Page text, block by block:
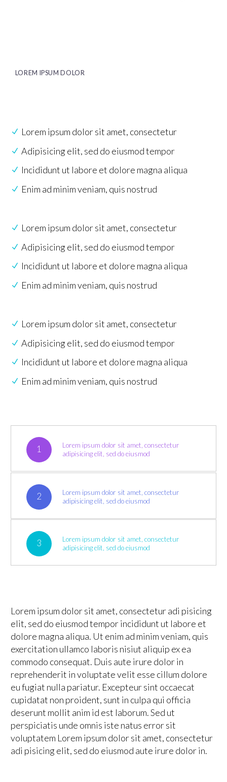
LOREM IPSUM DOLOR
Lorem ipsum dolor sit amet, consectetur
Adipisicing elit, sed do eiusmod tempor
Incididunt ut labore et dolore magna aliqua
Enim ad minim veniam, quis nostrud
Lorem ipsum dolor sit amet, consectetur
Adipisicing elit, sed do eiusmod tempor
Incididunt ut labore et dolore magna aliqua
Enim ad minim veniam, quis nostrud
Lorem ipsum dolor sit amet, consectetur
Adipisicing elit, sed do eiusmod tempor
Incididunt ut labore et dolore magna aliqua
Enim ad minim veniam, quis nostrud
1
Lorem ipsum dolor sit amet, consectetur
adipisicing elit, sed do eiusmod
2
Lorem ipsum dolor sit amet, consectetur
adipisicing elit, sed do eiusmod
3
Lorem ipsum dolor sit amet, consectetur
adipisicing elit, sed do eiusmod
Lorem ipsum dolor sit amet, consectetur adi pisicing
elit, sed do eiusmod tempor incididunt ut labore et
dolore magna aliqua. Ut enim ad minim veniam, quis
exercitation ullamco laboris nisiut aliquip ex ea
commodo consequat. Duis aute irure dolor in
reprehenderit in voluptate velit esse cillum dolore
eu fugiat nulla pariatur. Excepteur sint occaecat
cupidatat non proident, sunt in culpa qui officia
deserunt mollit anim id est laborum. Sed ut
perspiciatis unde omnis iste natus error sit
voluptatem Lorem ipsum dolor sit amet, consectetur
adi pisicing elit, sed do eiusmod aute irure dolor in.